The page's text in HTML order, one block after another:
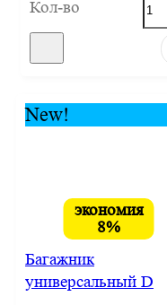
Кол-во
New!
экономия
8%
Багажник
универсальный D